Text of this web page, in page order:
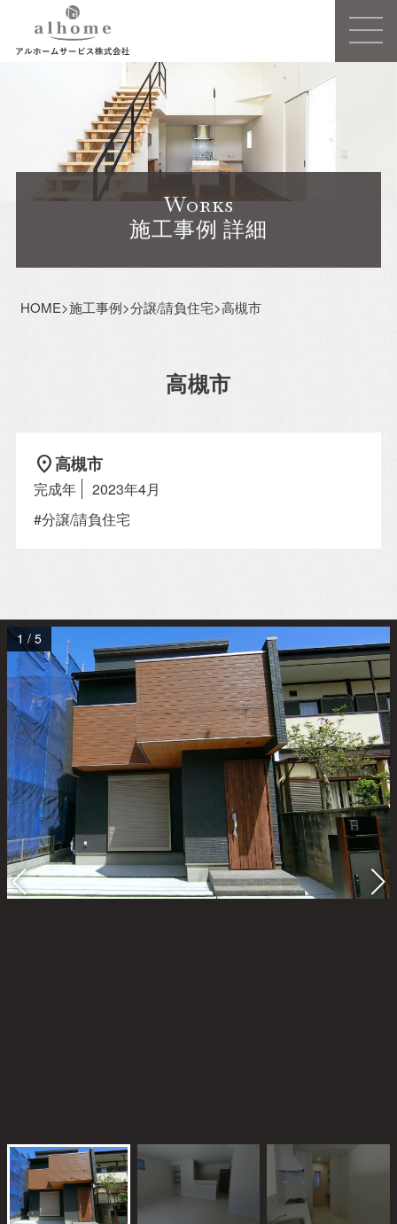
Concept
事業概要
注文住宅ーSIMPLE NOTEー
売買/仲介
Property Information
分譲住宅
Company
会社概要
施工事例
スタッフ紹介
Blog
スタッフブログ
Works
施工事例 詳細
HOME>施工事例>分譲/請負住宅>高槻市
高槻市
location_on高槻市
完成年
2023年4月
#分譲/請負住宅
1 /5